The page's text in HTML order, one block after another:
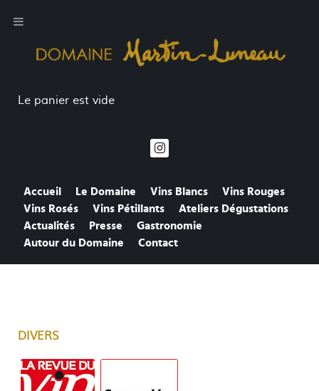
Le panier est vide
Accueil Le Domaine Vins Blancs
Vins Rouges
Vins Rosés
Vins Pétillants
Ateliers Dégustations
Actualités
Presse
Gastronomie
Autour du Domaine
Contact
DIVERS